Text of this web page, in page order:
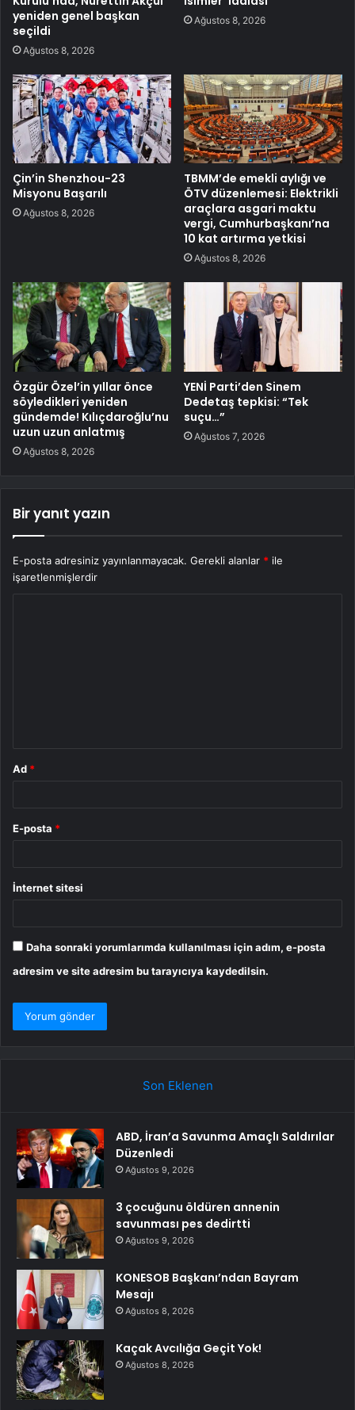
yeniden genel başkan
seçildi
Ağustos 8, 2026
Ağustos 8, 2026
Çin’in Shenzhou-23
Misyonu Başarılı
Ağustos 8, 2026
TBMM’de emekli aylığı ve
ÖTV düzenlemesi: Elektrikli
araçlara asgari maktu
vergi, Cumhurbaşkanı’na
10 kat artırma yetkisi
Ağustos 8, 2026
Özgür Özel’in yıllar önce
söyledikleri yeniden
gündemde! Kılıçdaroğlu’nu
uzun uzun anlatmış
Ağustos 8, 2026
YENİ Parti’den Sinem
Dedetaş tepkisi: “Tek
suçu…”
Ağustos 7, 2026
Bir yanıt yazın
E-posta adresiniz yayınlanmayacak. Gerekli alanlar * ile
işaretlenmişlerdir
Ad *
E-posta *
İnternet sitesi
Daha sonraki yorumlarımda kullanılması için adım, e-posta
adresim ve site adresim bu tarayıcıya kaydedilsin.
Son Eklenen
ABD, İran’a Savunma Amaçlı Saldırılar
Düzenledi
Ağustos 9, 2026
3 çocuğunu öldüren annenin
savunması pes dedirtti
Ağustos 9, 2026
KONESOB Başkanı’ndan Bayram
Mesajı
Ağustos 8, 2026
Kaçak Avcılığa Geçit Yok!
Ağustos 8, 2026